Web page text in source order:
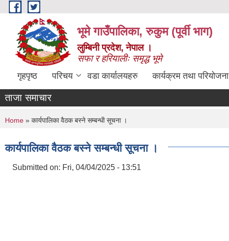
Skip to main content
भूमे गाउँपालिका, रुकुम (पूर्वी भाग)
लुम्बिनी प्रदेश, नेपाल ।
सफा र हरियालीः समृद्ध भूमे
गृहपृष्ठ परिचय वडा कार्यालयहरु कार्यक्रम तथा परियोजना
ताजा समाचार
You are here
Home » कार्यपालिका वैठक बस्ने सम्बन्धी सूचना ।
कार्यपालिका वैठक बस्ने सम्बन्धी सूचना ।
Submitted on: Fri, 04/04/2025 - 13:51